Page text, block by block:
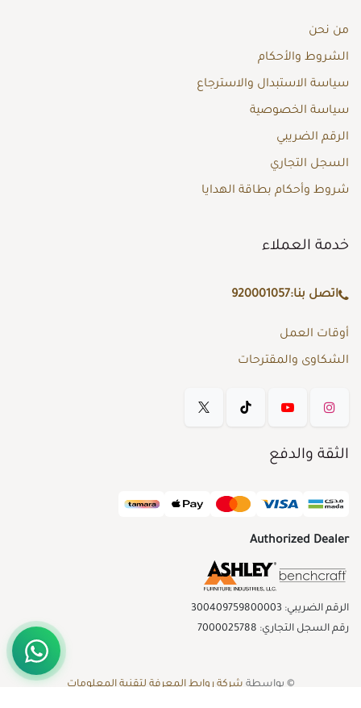
من نحن
الشروط والأحكام
سياسة الاستبدال والاسترجاع
سياسة الخصوصية
الرقم الضريبي
السجل التجاري
شروط وأحكام بطاقة الهدايا
خدمة العملاء
اتصل بنا:920001057
أوقات العمل
الشكاوى والمقترحات
الثقة والدفع
Authorized Dealer
الرقم الضريبي: 300409759800003
رقم السجل التجاري: 7000025788
© بواسطة شركة روابط المعرفة لتقنية المعلومات